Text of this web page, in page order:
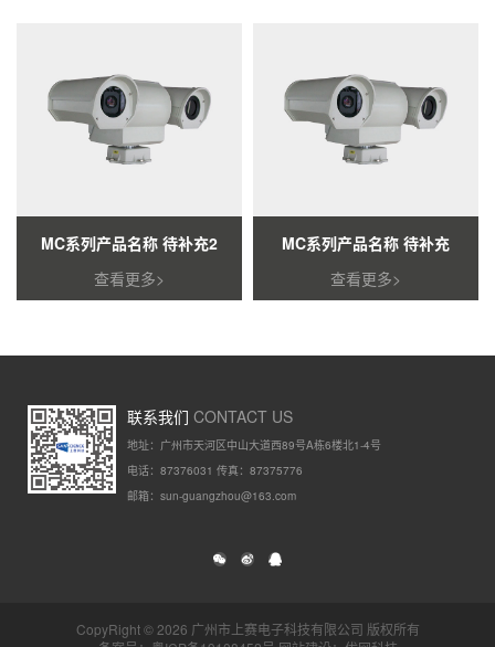
MC系列产品名称 待补充2
查看更多>
MC系列产品名称 待补充
查看更多>
联系我们 CONTACT US
地址：广州市天河区中山大道西89号A栋6楼北1-4号
电话：87376031 传真：87375776
邮箱：sun-guangzhou@163.com
CopyRight © 2026 广州市上赛电子科技有限公司 版权所有